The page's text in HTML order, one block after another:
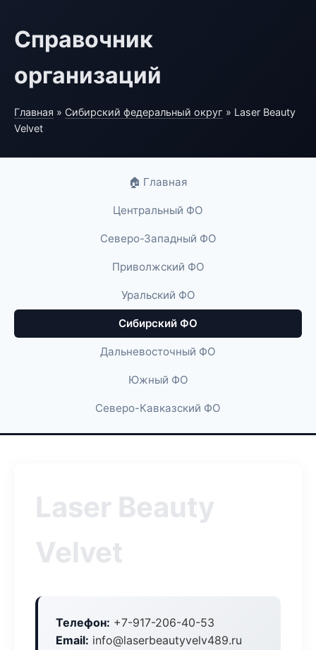
Справочник
организаций
Главная » Сибирский федеральный округ » Laser Beauty
Velvet
🏠 Главная
Центральный ФО
Северо-Западный ФО
Приволжский ФО
Уральский ФО
Сибирский ФО
Дальневосточный ФО
Южный ФО
Северо-Кавказский ФО
Laser Beauty
Velvet
Телефон: +7-917-206-40-53
Email: info@laserbeautyvelv489.ru